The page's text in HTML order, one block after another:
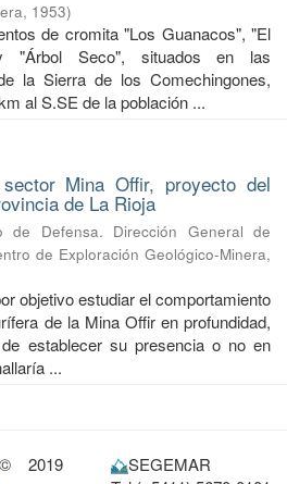
, 1953)
de cromita "Los Guanacos", "El
"Árbol Seco", situados en las
la Sierra de los Comechingones,
al S.SE de la población ...
Mina Offir, proyecto del
de La Rioja
de Defensa. Dirección General de
de Exploración Geológico-Minera,
objetivo estudiar el comportamiento
de la Mina Offir en profundidad,
establecer su presencia o no en
...
2019
SEGEMAR